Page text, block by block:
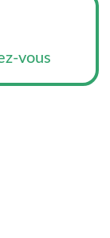
vous